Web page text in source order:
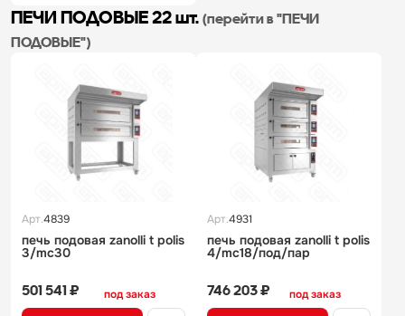
ПЕЧИ ПОДОВЫЕ22 шт. (перейти в "ПЕЧИ
ПОДОВЫЕ")
Арт.4839
печь подовая zanolli t polis
3/mc30
под заказ
501 541 ₽
Арт.4931
печь подовая zanolli t polis
4/mc18/под/пар
под заказ
746 203 ₽